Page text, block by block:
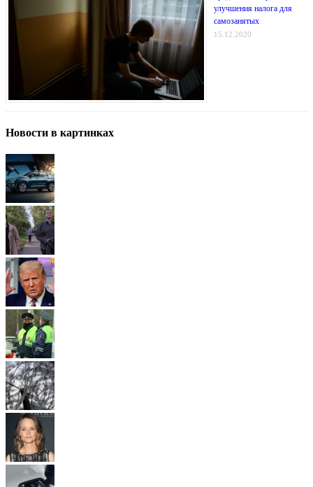
улучшения налога для
самозанятых
15.12.2020
Новости в картинках